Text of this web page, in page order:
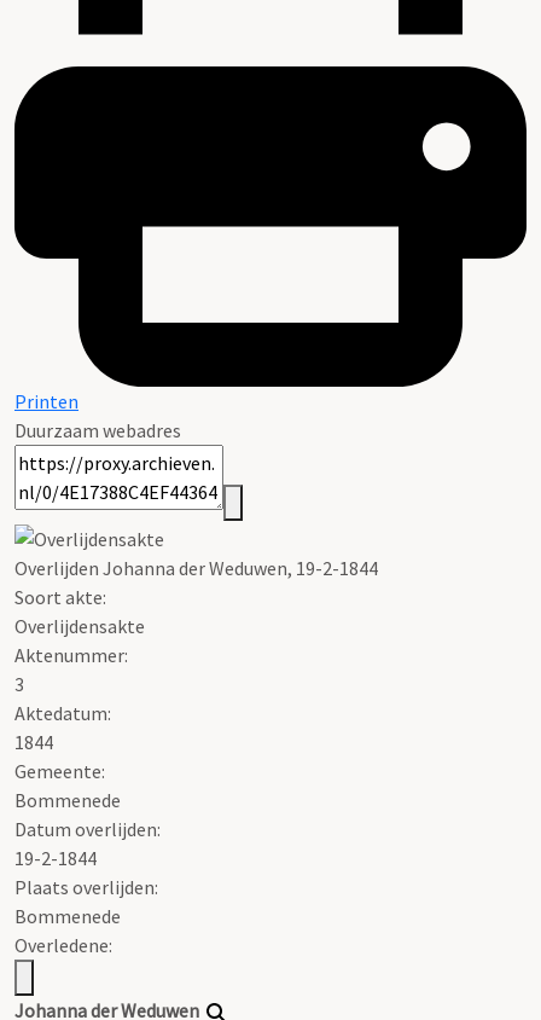
Printen
Duurzaam webadres
Overlijden Johanna der Weduwen, 19-2-1844
Soort akte:
Overlijdensakte
Aktenummer:
3
Aktedatum:
1844
Gemeente:
Bommenede
Datum overlijden:
19-2-1844
Plaats overlijden:
Bommenede
Overledene:
Johanna der Weduwen